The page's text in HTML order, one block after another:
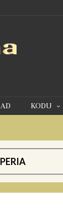
KODU